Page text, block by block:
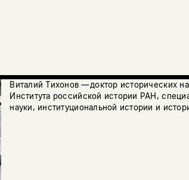
Виталий Тихонов — доктор исторических
Института российской истории РАН,
науки, институциональной истории и